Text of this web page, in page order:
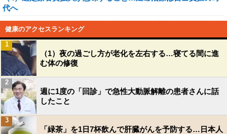
代へ
健康のアクセスランキング
（1）夜の過ごし方が老化を左右する…寝てる間に進
む体の修復
1
週に1度の「回診」で急性大動脈解離の患者さんに話
したこと
2
「緑茶」を1日7杯飲んで肝臓がんを予防する…日本人
3